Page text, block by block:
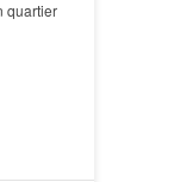
quartier